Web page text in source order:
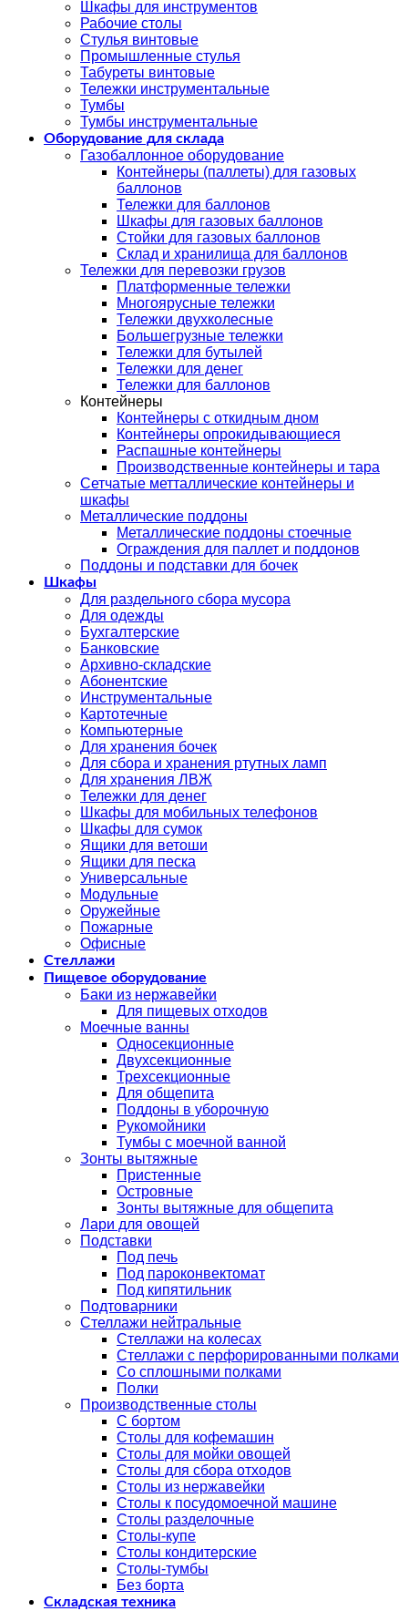
Шкафы для инструментов
Рабочие столы
Стулья винтовые
Промышленные стулья
Табуреты винтовые
Тележки инструментальные
Тумбы
Тумбы инструментальные
Оборудование для склада
Газобаллонное оборудование
Контейнеры (паллеты) для газовых
баллонов
Тележки для баллонов
Шкафы для газовых баллонов
Стойки для газовых баллонов
Склад и хранилища для баллонов
Тележки для перевозки грузов
Платформенные тележки
Многоярусные тележки
Тележки двухколесные
Большегрузные тележки
Тележки для бутылей
Тележки для денег
Тележки для баллонов
Контейнеры
Контейнеры с откидным дном
Контейнеры опрокидывающиеся
Распашные контейнеры
Производственные контейнеры и тара
Сетчатые метталлические контейнеры и
шкафы
Металлические поддоны
Металлические поддоны стоечные
Ограждения для паллет и поддонов
Поддоны и подставки для бочек
Шкафы
Для раздельного сбора мусора
Для одежды
Бухгалтерские
Банковские
Архивно-складские
Абонентские
Инструментальные
Картотечные
Компьютерные
Для хранения бочек
Для сбора и хранения ртутных ламп
Для хранения ЛВЖ
Тележки для денег
Шкафы для мобильных телефонов
Шкафы для сумок
Ящики для ветоши
Ящики для песка
Универсальные
Модульные
Оружейные
Пожарные
Офисные
Стеллажи
Пищевое оборудование
Баки из нержавейки
Для пищевых отходов
Моечные ванны
Односекционные
Двухсекционные
Трехсекционные
Для общепита
Поддоны в уборочную
Рукомойники
Тумбы с моечной ванной
Зонты вытяжные
Пристенные
Островные
Зонты вытяжные для общепита
Лари для овощей
Подставки
Под печь
Под пароконвектомат
Под кипятильник
Подтоварники
Стеллажи нейтральные
Стеллажи на колесах
Стеллажи с перфорированными полками
Со сплошными полками
Полки
Производственные столы
С бортом
Столы для кофемашин
Столы для мойки овощей
Столы для сбора отходов
Столы из нержавейки
Столы к посудомоечной машине
Столы разделочные
Столы-купе
Столы кондитерские
Столы-тумбы
Без борта
Складская техника